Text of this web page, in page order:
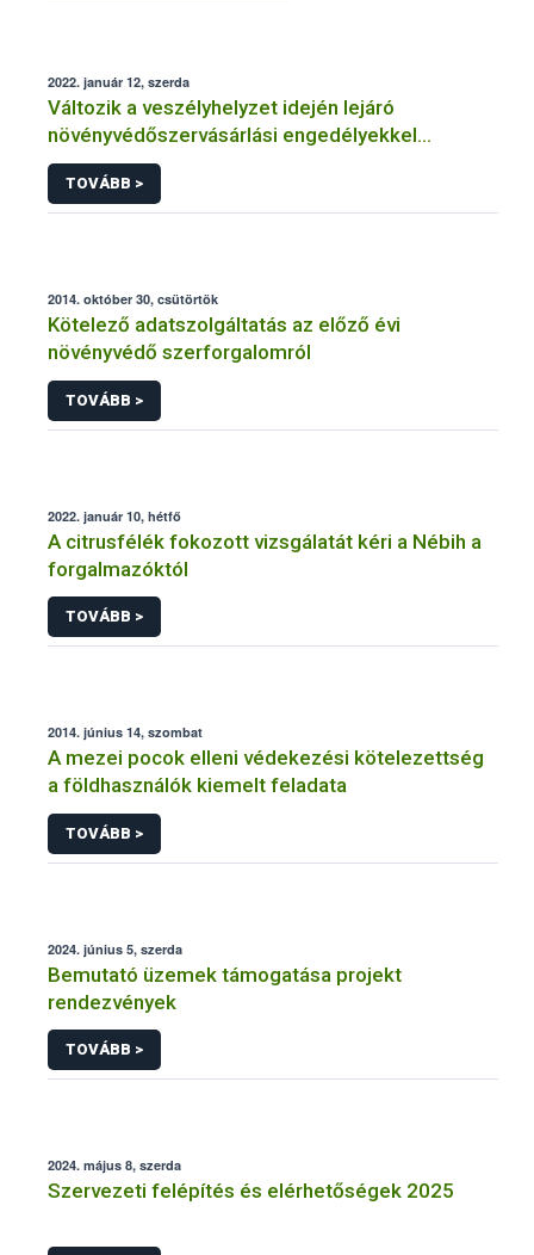
2022. január 12, szerda
Változik a veszélyhelyzet idején lejáró
növényvédőszervásárlási engedélyekkel
kapcsolatos szabályozás
TOVÁBB >
2014. október 30, csütörtök
Kötelező adatszolgáltatás az előző évi
növényvédő szerforgalomról
TOVÁBB >
2022. január 10, hétfő
A citrusfélék fokozott vizsgálatát kéri a Nébih a
forgalmazóktól
TOVÁBB >
2014. június 14, szombat
A mezei pocok elleni védekezési kötelezettség
a földhasználók kiemelt feladata
TOVÁBB >
2024. június 5, szerda
Bemutató üzemek támogatása projekt
rendezvények
TOVÁBB >
2024. május 8, szerda
Szervezeti felépítés és elérhetőségek 2025